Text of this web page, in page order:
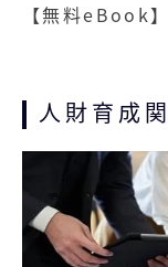
【無料eBook
人財育成